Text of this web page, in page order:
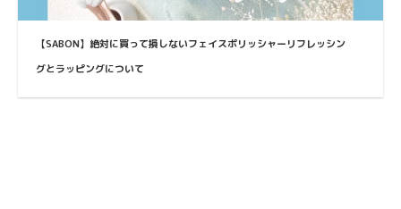
【SABON】絶対に買って損しないフェイスポリッシャーリフレッシン
グとラッピングについて